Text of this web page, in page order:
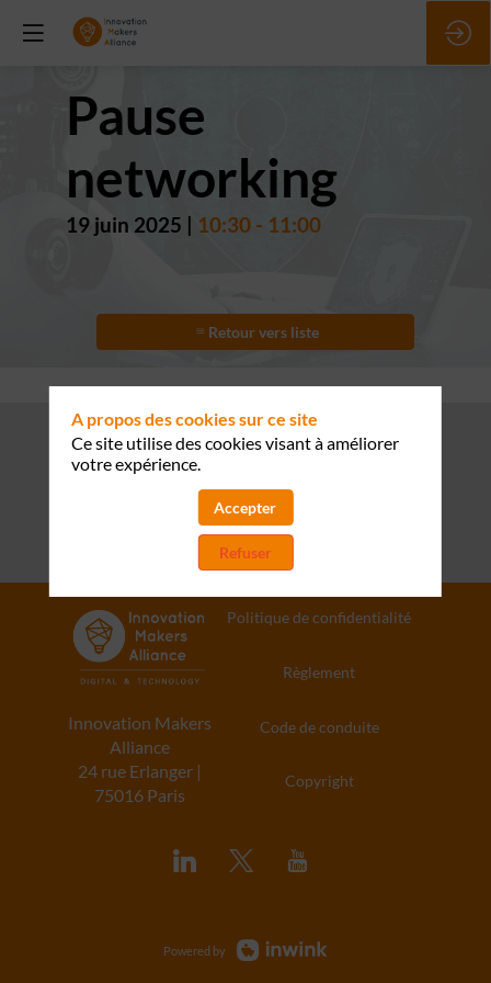
Pause
networking
19 juin 2025 10:30 - 11:00
Retour vers liste
Innovation Makers
Alliance
24 rue Erlanger |
75016 Paris
Politique de confidentialité
Règlement
Code de conduite
Copyright
Powered by
A propos des cookies sur ce site
Ce site utilise des cookies visant à améliorer
votre expérience.
Accepter
Refuser